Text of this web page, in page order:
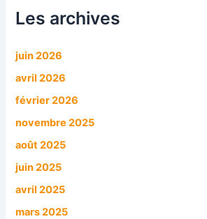
c
h
r
:
Les archives
juin 2026
avril 2026
février 2026
novembre 2025
août 2025
juin 2025
avril 2025
mars 2025